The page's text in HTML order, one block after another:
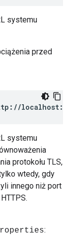
systemu
przed
systemu
protokołu TLS,
wtedy, gdy
innego niż port
: